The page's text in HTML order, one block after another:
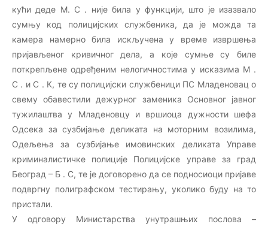
кући деде М. С . није била у функцији, што је изазвало
сумњу код полицијских службеника, да је можда та
камера намерно била искључена у време извршења
пријављеног кривичног дела, а које сумње су биле
поткрепљене одређеним нелогичностима у исказима М .
С . и С . К, те су полицијски службеници ПС Младеновац о
свему обавестили дежурног заменика Основног јавног
тужилаштва у Младеновцу и вршиоца дужности шефа
Одсека за сузбијање деликата на моторним возилима,
Одељења за сузбијање имовинских деликата Управе
криминалистичке полиције Полицијске управе за град
Београд – Б . С, те је договорено да се подносиоци пријаве
подвргну полиграфском тестирању, уколико буду на то
пристали.
У одговору Министарства унутрашњих послова –